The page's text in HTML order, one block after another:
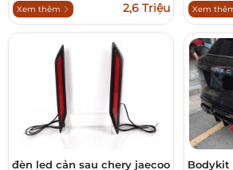
Xem thêm 2,6 Triệu Xem
đèn led cản sau chery jaecoo
Bodykit